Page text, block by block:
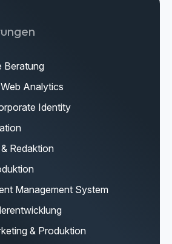
Beratung
Analytics
Identity
Redaktion
Management System
& Produktion